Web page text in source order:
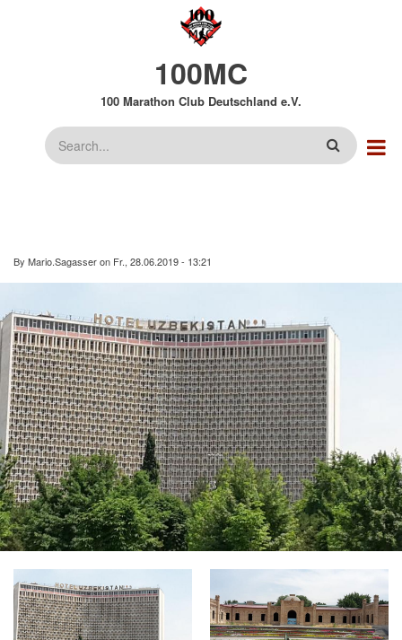
100MC
100 Marathon Club Deutschland e.V.
Suche
By Mario.Sagasseron Fr., 28.06.2019 - 13:21